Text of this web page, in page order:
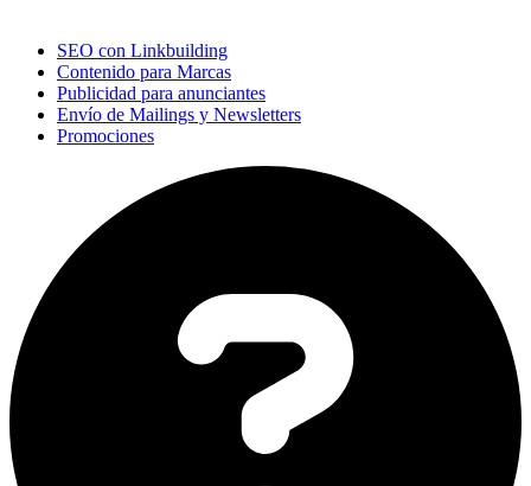
SEO con Linkbuilding
Contenido para Marcas
Publicidad para anunciantes
Envío de Mailings y Newsletters
Promociones